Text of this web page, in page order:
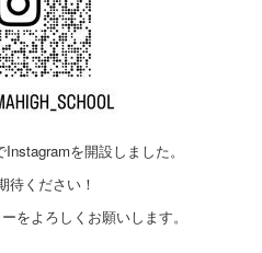
を開設しました。
待ください！
をよろしくお願いします。